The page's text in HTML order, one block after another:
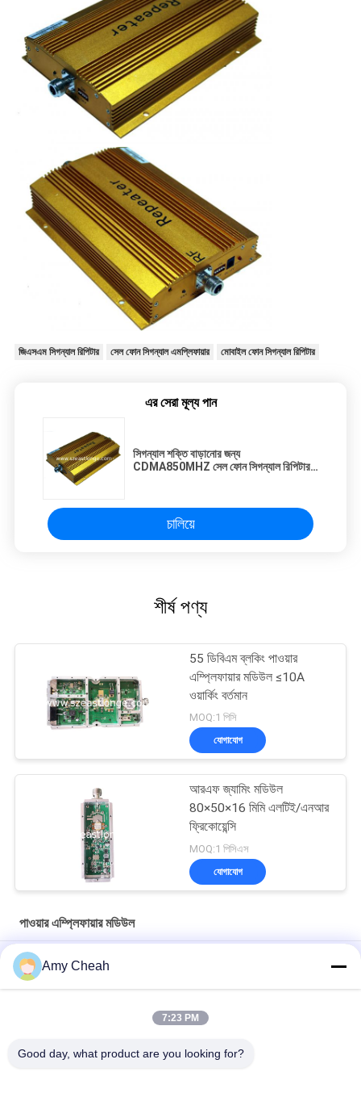
জিএসএম সিগন্যাল রিপিটার সেল ফোন সিগন্যাল এমপ্লিফায়ার মোবাইল ফোন সিগন্যাল রিপিটার
এর সেরা মূল্য পান
সিগন্যাল শক্তি বাড়ানোর জন্য
CDMA850MHZ সেল ফোন সিগন্যাল রিপিটার
চালিয়ে
শীর্ষ পণ্য
55 ডিবিএম ব্লকিং পাওয়ার
এম্প্লিফায়ার মডিউল ≤10A
ওয়ার্কিং বর্তমান
MOQ:1 পিসি
যোগাযোগ
আরএফ জ্যামিং মডিউল
80×50×16 মিমি এলটিই/এনআর
ফ্রিকোয়েন্সি
MOQ:1 পিসিএস
যোগাযোগ
পাওয়ার এম্প্লিফায়ার মডিউল
ভ্রমণের জন্য স্বয়ংক্রিয় সেল ফোন সিগন্যাল রিপিটার/বুস্টার/এম্প্লিফায়ার
মিনি পোর্টেবল সেল ফোন সিগন্যাল রিপিটার 3G
বাড়ির জন্য মোবাইল ফোন জিএসএম সিগন্যাল বুস্টার / রিপিটার / এমপ্লিফায়ার EST-
Amy Cheah
7:23 PM
Good day, what product are you looking for?